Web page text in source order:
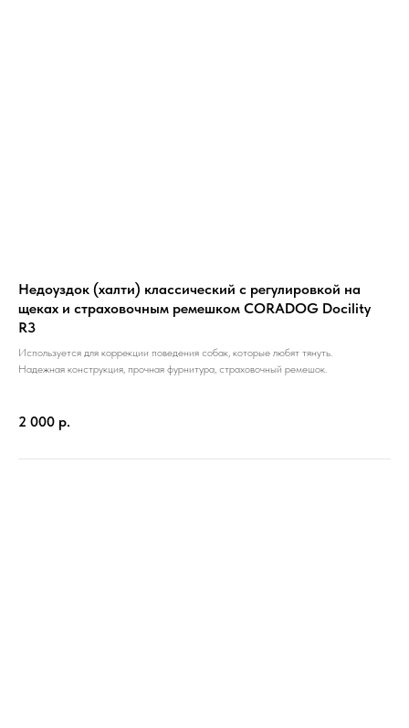
Недоуздок (халти) классический с регулировкой на
щеках и страховочным ремешком CORADOG Docility
R3
Используется для коррекции поведения собак, которые любят тянуть.
Надежная конструкция, прочная фурнитура, страховочный ремешок.
2 000 р.